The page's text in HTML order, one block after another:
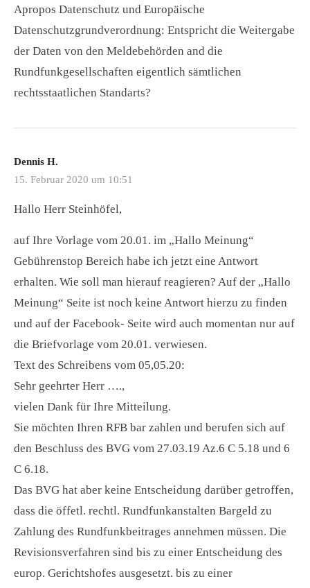
Apropos Datenschutz und Europäische
Datenschutzgrundverordnung: Entspricht die Weitergabe
der Daten von den Meldebehörden and die
Rundfunkgesellschaften eigentlich sämtlichen
rechtsstaatlichen Standarts?
Dennis H.
15. Februar 2020 um 10:51
Hallo Herr Steinhöfel,
auf Ihre Vorlage vom 20.01. im „Hallo Meinung“
Gebührenstop Bereich habe ich jetzt eine Antwort
erhalten. Wie soll man hierauf reagieren? Auf der „Hallo
Meinung“ Seite ist noch keine Antwort hierzu zu finden
und auf der Facebook- Seite wird auch momentan nur auf
die Briefvorlage vom 20.01. verwiesen.
Text des Schreibens vom 05,05.20:
Sehr geehrter Herr ….,
vielen Dank für Ihre Mitteilung.
Sie möchten Ihren RFB bar zahlen und berufen sich auf
den Beschluss des BVG vom 27.03.19 Az.6 C 5.18 und 6
C 6.18.
Das BVG hat aber keine Entscheidung darüber getroffen,
dass die öffetl. rechtl. Rundfunkanstalten Bargeld zu
Zahlung des Rundfunkbeitrages annehmen müssen. Die
Revisionsverfahren sind bis zu einer Entscheidung des
europ. Gerichtshofes ausgesetzt. bis zu einer